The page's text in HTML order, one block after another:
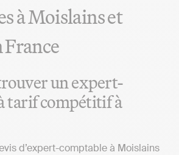
à Moislains et
France
un expert-
tarif compétitif à
d’expert-comptable à Moislains